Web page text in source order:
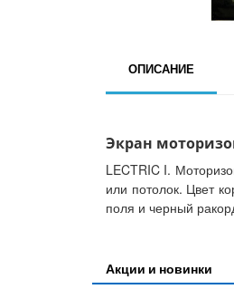
ОПИСАНИЕ
Экран
LECTRIC I.
или потолок. Цвет
поля и черный
Акции и новинки